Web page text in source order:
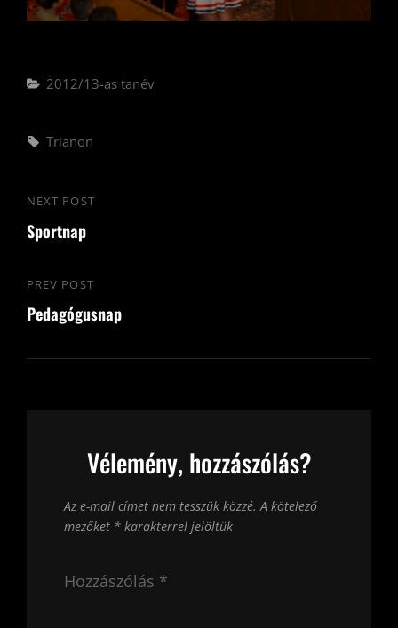
Categories
2012/13-as tanév
Tags,
Trianon
Bejegyzés
navigáció
Previous
Post
PREV POST
Pedagógusnap
Next
Post
NEXT POST
Sportnap
Vélemény, hozzászólás?
Az e-mail címet nem tesszük közzé. A kötelező
mezőket * karakterrel jelöltük
Hozzászólás *